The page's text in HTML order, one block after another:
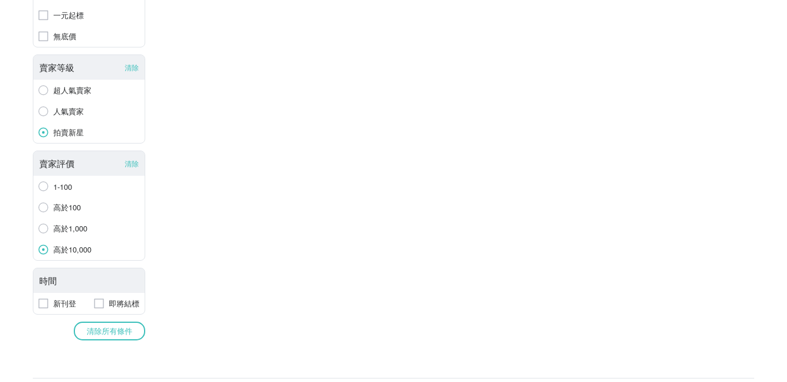
一元起標
無底價
賣家等級 清除
超人氣賣家
人氣賣家
拍賣新星
賣家評價 清除
1-100
高於100
高於1,000
高於10,000
時間
新刊登 即將結標
清除所有條件